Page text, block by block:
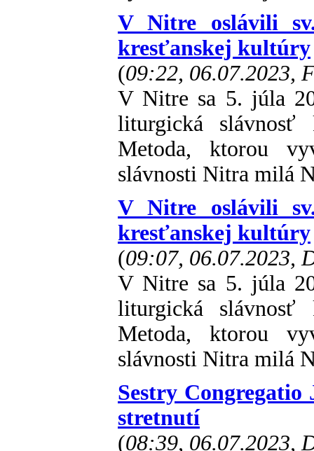
V Nitre oslávili
kresťanskej kultúry
(09:22, 06.07.2023,
V Nitre sa 5. júla
liturgická
Metoda, ktorou
slávnosti Nitra milá
V Nitre oslávili
kresťanskej kultúry
(09:07, 06.07.2023,
V Nitre sa 5. júla
liturgická
Metoda, ktorou
slávnosti Nitra milá
Sestry Congregatio
stretnutí
(08:39, 06.07.2023,